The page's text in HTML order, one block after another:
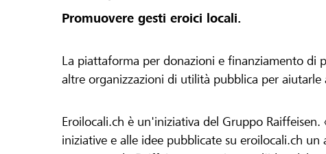
Promuovere gesti eroici locali.
La piattaforma per donazioni e finanziamento di
altre organizzazioni di utilità pubblica per
Eroilocali.ch è un'iniziativa del Gruppo
iniziative e alle idee pubblicate su eroilocali.ch